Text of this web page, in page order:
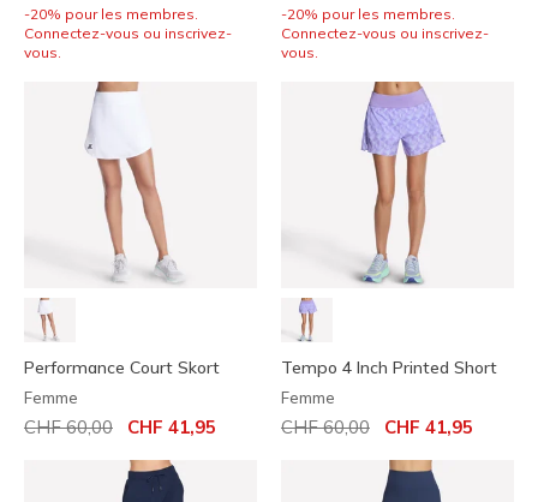
-20% pour les membres.
Connectez-vous ou inscrivez-
vous.
-20% pour les membres.
Connectez-vous ou inscrivez-
vous.
Performance Court Skort
Femme
Prix réduit de
CHF 60,00 CHF 41,95
Tempo 4 Inch Printed Short
Femme
Prix réduit de
CHF 60,00 CHF 41,95